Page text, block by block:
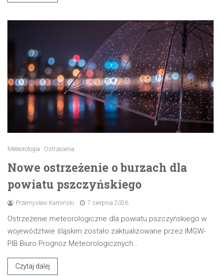
Meteorologia Ostrzeżenia
Nowe ostrzeżenie o burzach dla
powiatu pszczyńskiego
Przemysław Kamiński 7 sierpnia 2026
Ostrzeżenie meteorologiczne dla powiatu pszczyńskiego w
województwie śląskim zostało zaktualizowane przez IMGW-
PIB Biuro Prognoz Meteorologicznych…
Czytaj dalej